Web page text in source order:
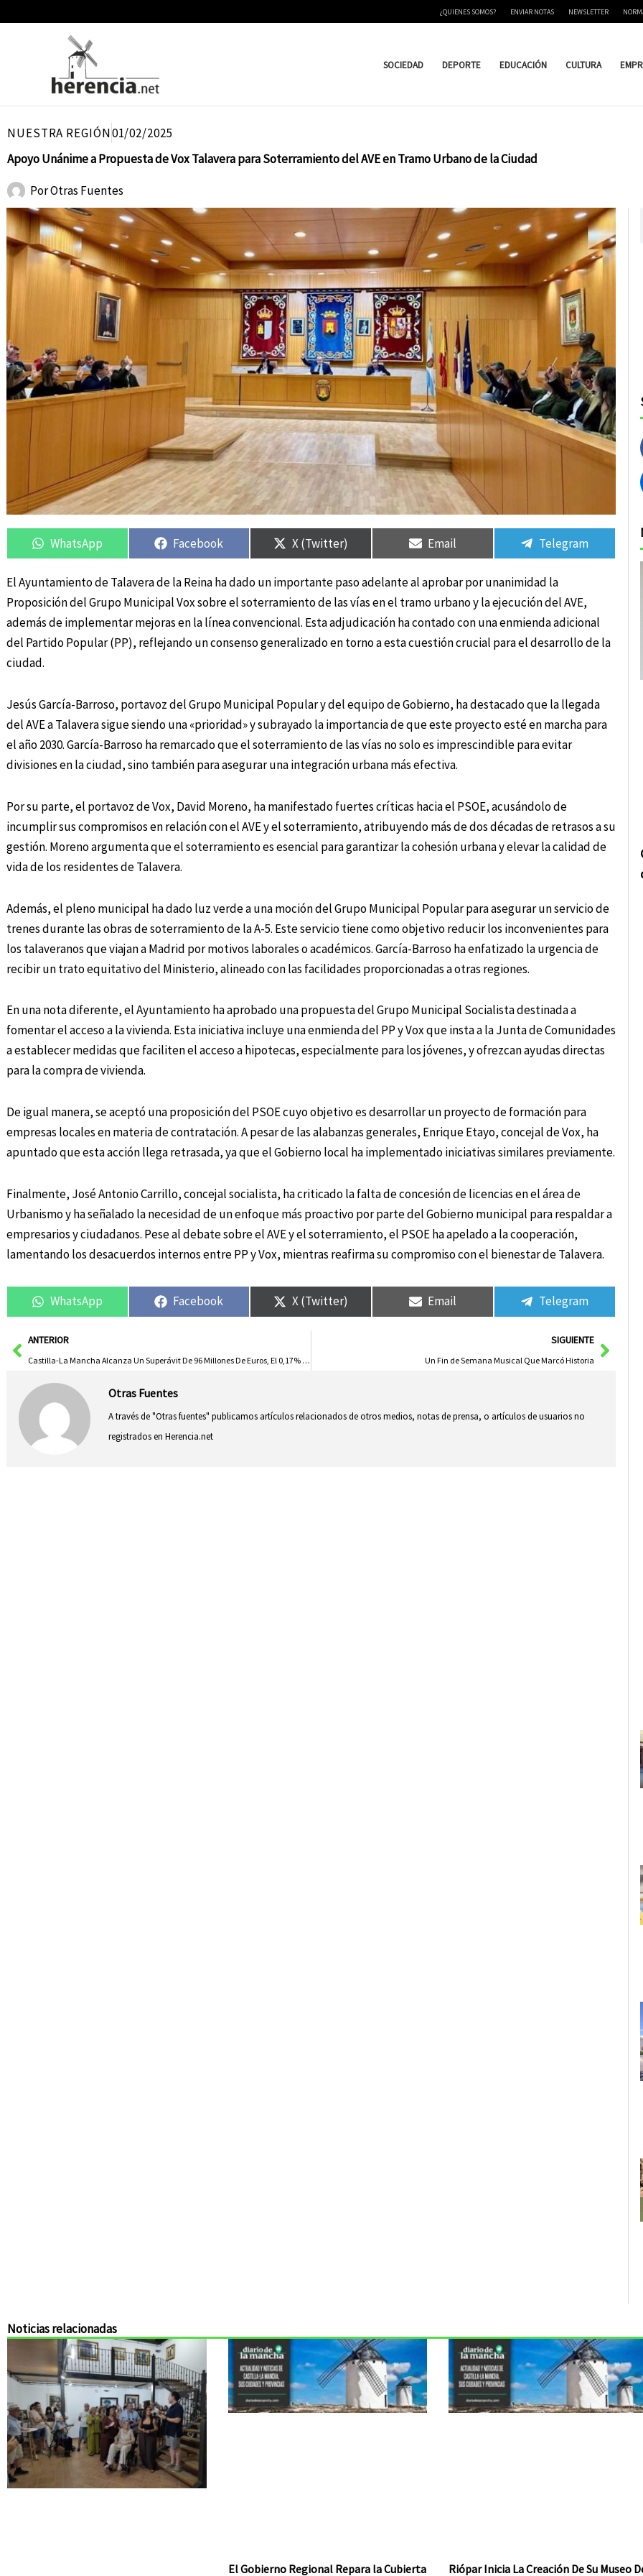
¿QUIENES SOMOS? ENVIAR NOTAS NEWSLETTER
SOCIEDAD DEPORTE EDUCACIÓN CULTURA
NUESTRA REGIÓN01/02/2025
Apoyo Unánime a Propuesta de Vox Talavera para Soterramiento del AVE en Tramo Urbano de la Ciudad
PorOtras Fuentes
Compartir
en
WhatsApp
Compartir
en
Facebook
Compartir
en
X (Twitter)
Compartir
en
Email
Compartir
en
Telegram
El Ayuntamiento de Talavera de la Reina ha dado un importante paso adelante al aprobar por unanimidad la
Proposición del Grupo Municipal Vox sobre el soterramiento de las vías en el tramo urbano y la ejecución del AVE,
además de implementar mejoras en la línea convencional. Esta adjudicación ha contado con una enmienda adicional
del Partido Popular (PP), reflejando un consenso generalizado en torno a esta cuestión crucial para el desarrollo de la
ciudad.
Jesús García-Barroso, portavoz del Grupo Municipal Popular y del equipo de Gobierno, ha destacado que la llegada
del AVE a Talavera sigue siendo una «prioridad» y subrayado la importancia de que este proyecto esté en marcha para
el año 2030. García-Barroso ha remarcado que el soterramiento de las vías no solo es imprescindible para evitar
divisiones en la ciudad, sino también para asegurar una integración urbana más efectiva.
Por su parte, el portavoz de Vox, David Moreno, ha manifestado fuertes críticas hacia el PSOE, acusándolo de
incumplir sus compromisos en relación con el AVE y el soterramiento, atribuyendo más de dos décadas de retrasos a su
gestión. Moreno argumenta que el soterramiento es esencial para garantizar la cohesión urbana y elevar la calidad de
vida de los residentes de Talavera.
Además, el pleno municipal ha dado luz verde a una moción del Grupo Municipal Popular para asegurar un servicio de
trenes durante las obras de soterramiento de la A-5. Este servicio tiene como objetivo reducir los inconvenientes para
los talaveranos que viajan a Madrid por motivos laborales o académicos. García-Barroso ha enfatizado la urgencia de
recibir un trato equitativo del Ministerio, alineado con las facilidades proporcionadas a otras regiones.
En una nota diferente, el Ayuntamiento ha aprobado una propuesta del Grupo Municipal Socialista destinada a
fomentar el acceso a la vivienda. Esta iniciativa incluye una enmienda del PP y Vox que insta a la Junta de Comunidades
a establecer medidas que faciliten el acceso a hipotecas, especialmente para los jóvenes, y ofrezcan ayudas directas
para la compra de vivienda.
De igual manera, se aceptó una proposición del PSOE cuyo objetivo es desarrollar un proyecto de formación para
empresas locales en materia de contratación. A pesar de las alabanzas generales, Enrique Etayo, concejal de Vox, ha
apuntado que esta acción llega retrasada, ya que el Gobierno local ha implementado iniciativas similares previamente.
Finalmente, José Antonio Carrillo, concejal socialista, ha criticado la falta de concesión de licencias en el área de
Urbanismo y ha señalado la necesidad de un enfoque más proactivo por parte del Gobierno municipal para respaldar a
empresarios y ciudadanos. Pese al debate sobre el AVE y el soterramiento, el PSOE ha apelado a la cooperación,
lamentando los desacuerdos internos entre PP y Vox, mientras reafirma su compromiso con el bienestar de Talavera.
Compartir
en
WhatsApp
Compartir
en
Facebook
Compartir
en
X (Twitter)
Compartir
en
Email
Compartir
en
Telegram
AntANTERIOR
Castilla-La Mancha Alcanza Un Superávit De 96 Millones De Euros, El 0,17% Del PIB, Hasta Noviembre De 2024
SIGUIENTE
Un Fin de Semana Musical Que Marcó Historia
Otras Fuentes
A través de "Otras fuentes" publicamos artículos relacionados de otros medios, notas de prensa, o artículos de usuarios no
registrados en Herencia.net
Noticias relacionadas
El Gobierno Regional Repara la Cubierta Riópar Inicia La Creación De Su Museo